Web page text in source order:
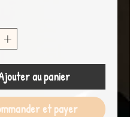
au panier
et payer